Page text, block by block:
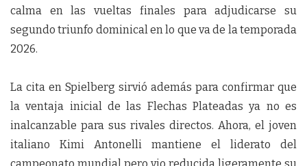
calma en las vueltas finales para adjudicarse su
segundo triunfo dominical en lo que va de la temporada
2026.
La cita en Spielberg sirvió además para confirmar que
la ventaja inicial de las Flechas Plateadas ya no es
inalcanzable para sus rivales directos. Ahora, el joven
italiano Kimi Antonelli mantiene el liderato del